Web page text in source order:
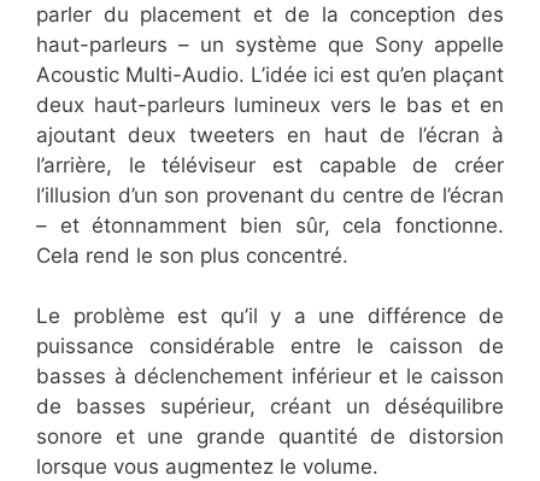
parler du placement et de la conception des
haut-parleurs – un système que Sony appelle
Acoustic Multi-Audio. L’idée ici est qu’en plaçant
deux haut-parleurs lumineux vers le bas et en
ajoutant deux tweeters en haut de l’écran à
l’arrière, le téléviseur est capable de créer
l’illusion d’un son provenant du centre de l’écran
– et étonnamment bien sûr, cela fonctionne.
Cela rend le son plus concentré.
Le problème est qu’il y a une différence de
puissance considérable entre le caisson de
basses à déclenchement inférieur et le caisson
de basses supérieur, créant un déséquilibre
sonore et une grande quantité de distorsion
lorsque vous augmentez le volume.